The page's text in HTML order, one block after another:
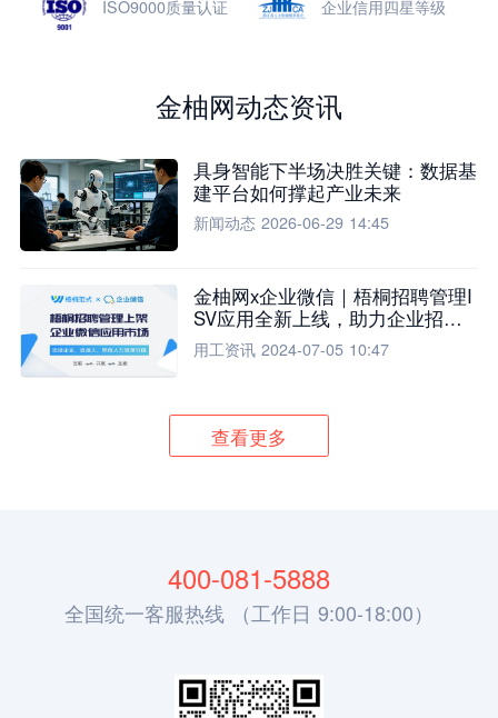
ISO9000质量认证 企业信用四星等级
金柚网动态资讯
具身智能下半场决胜关键：数据基
建平台如何撑起产业未来
新闻动态 2026-06-29 14:45
金柚网x企业微信｜梧桐招聘管理I
SV应用全新上线，助力企业招聘
流程全面升级
用工资讯 2024-07-05 10:47
查看更多
400-081-5888
全国统一客服热线 （工作日 9:00-18:00）